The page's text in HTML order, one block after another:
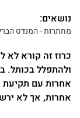
נושאים:
מחתרות - המנדט
כרוז זה קורא לא
ולהתפלל בכותל.
אחרות עם תקיעת
אחרות, אך לא